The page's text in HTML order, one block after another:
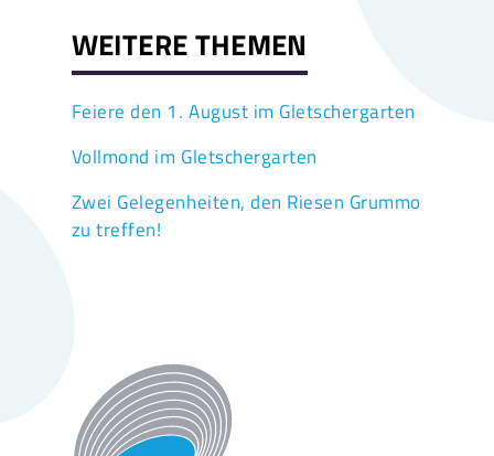
WEITERE THEMEN
Feiere den 1. August im Gletschergarten
Vollmond im Gletschergarten
Zwei Gelegenheiten, den Riesen Grummo
zu treffen!